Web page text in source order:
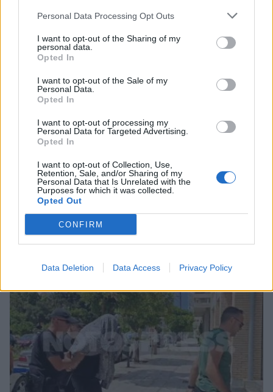
Personal Data Processing Opt Outs
I want to opt-out of the Sharing of my
personal data.
Opted In
I want to opt-out of the Sale of my
Personal Data.
Opted In
I want to opt-out of processing my
Personal Data for Targeted Advertising.
Opted In
I want to opt-out of Collection, Use,
Retention, Sale, and/or Sharing of my
Personal Data that Is Unrelated with the
Purposes for which it was collected.
Opted Out
CONFIRM
Data Deletion Data Access Privacy Policy
Σπάρτη: «Έφυγαν» από κοντά μας…
07/08/2026 14:12
Αθήνα: Πως ένα τελεσίγραφο τον έφτασε στο
σημείο να σκοτώσει την οικογένεια του